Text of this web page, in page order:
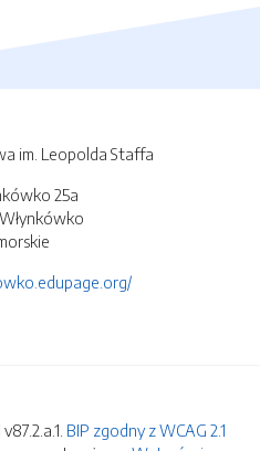
im. Leopolda Staffa
25a
BIP zgodny z WCAG 2.1